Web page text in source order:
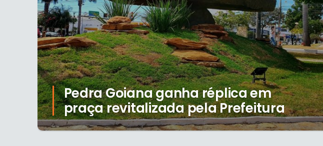
Pedra Goiana ganha réplica em
praça revitalizada pela Prefeitura